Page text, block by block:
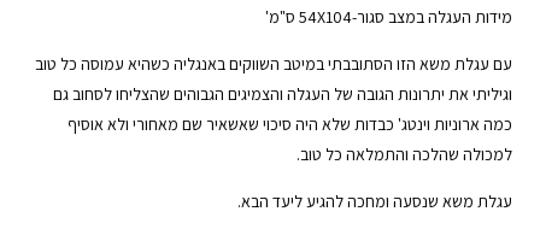
מידות העגלה במצב סגור-54X104 ס"מ'
עם עגלת משא הזו הסתובבתי במיטב השווקים באנגליה כשהיא עמוסה כל טוב
וגיליתי את יתרונות הגובה של העגלה והצמיגים הגבוהים שהצליחו לסחוב גם
כמה ארוניות וינטג' כבדות שלא היה סיכוי שאשאיר שם מאחורי ולא אוסיף
למכולה שהלכה והתמלאה כל טוב.
עגלת משא שנסעה ומחכה להגיע ליעד הבא.